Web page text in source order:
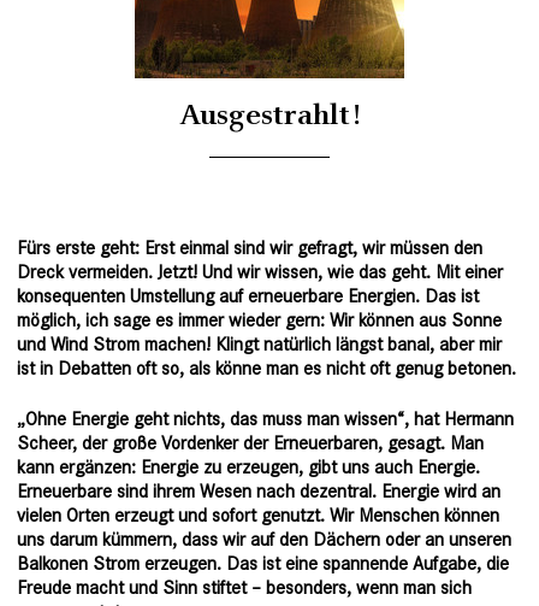
Ausgestrahlt!
Fürs erste geht: Erst einmal sind wir gefragt, wir müssen den
Dreck vermeiden. Jetzt! Und wir wissen, wie das geht. Mit einer
konsequenten Umstellung auf erneuerbare Energien. Das ist
möglich, ich sage es immer wieder gern: Wir können aus Sonne
und Wind Strom machen! Klingt natürlich längst banal, aber mir
ist in Debatten oft so, als könne man es nicht oft genug betonen.
„Ohne Energie geht nichts, das muss man wissen“, hat Hermann
Scheer, der große Vordenker der Erneuerbaren, gesagt. Man
kann ergänzen: Energie zu erzeugen, gibt uns auch Energie.
Erneuerbare sind ihrem Wesen nach dezentral. Energie wird an
vielen Orten erzeugt und sofort genutzt. Wir Menschen können
uns darum kümmern, dass wir auf den Dächern oder an unseren
Balkonen Strom erzeugen. Das ist eine spannende Aufgabe, die
Freude macht und Sinn stiftet – besonders, wenn man sich